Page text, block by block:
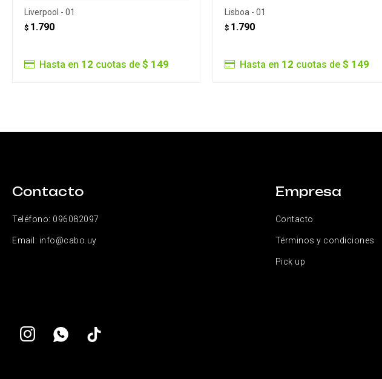
Liverpool - 01
$ 1.790
Hasta en 12 cuotas de $ 149
Lisboa - 01
$ 1.790
Hasta en 12 cuotas de $ 149
 
Contacto
Teléfono: 096082097
Email: info@cabo.uy
Empresa
Contacto
Términos y condiciones
Pick up